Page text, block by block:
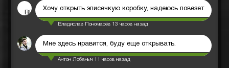
ВП
Хочу открыть эписечкую коробку, надеюсь повезет
Владислав Пономарёв 13 часов назад
Мне здесь нравится, буду еще открывать.
Антон Лобаныч 11 часов назад